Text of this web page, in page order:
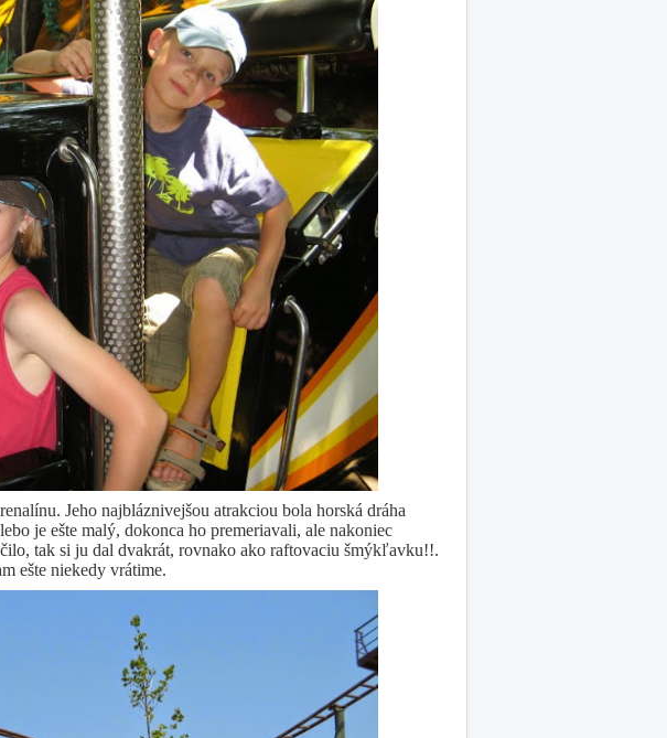
Jeho najbláznivejšou atrakciou bola horská dráha
je ešte malý, dokonca ho premeriavali, ale nakoniec
tak si ju dal dvakrát, rovnako ako raftovaciu šmýkľavku!!.
ešte niekedy vrátime.